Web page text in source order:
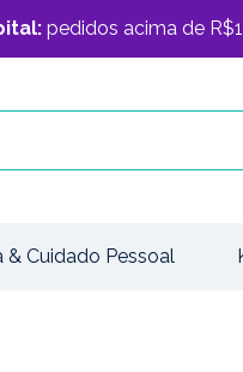
pedidos acima de
& Cuidado Pessoal